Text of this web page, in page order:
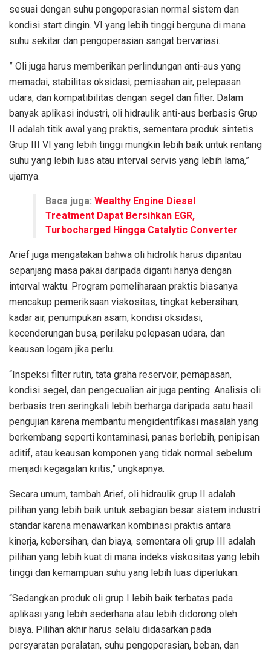
sesuai dengan suhu pengoperasian normal sistem dan
kondisi start dingin. VI yang lebih tinggi berguna di mana
suhu sekitar dan pengoperasian sangat bervariasi.
” Oli juga harus memberikan perlindungan anti-aus yang
memadai, stabilitas oksidasi, pemisahan air, pelepasan
udara, dan kompatibilitas dengan segel dan filter. Dalam
banyak aplikasi industri, oli hidraulik anti-aus berbasis Grup
II adalah titik awal yang praktis, sementara produk sintetis
Grup III VI yang lebih tinggi mungkin lebih baik untuk rentang
suhu yang lebih luas atau interval servis yang lebih lama,”
ujarnya.
Baca juga: Wealthy Engine Diesel
Treatment Dapat Bersihkan EGR,
Turbocharged Hingga Catalytic Converter
Arief juga mengatakan bahwa oli hidrolik harus dipantau
sepanjang masa pakai daripada diganti hanya dengan
interval waktu. Program pemeliharaan praktis biasanya
mencakup pemeriksaan viskositas, tingkat kebersihan,
kadar air, penumpukan asam, kondisi oksidasi,
kecenderungan busa, perilaku pelepasan udara, dan
keausan logam jika perlu.
“Inspeksi filter rutin, tata graha reservoir, pernapasan,
kondisi segel, dan pengecualian air juga penting. Analisis oli
berbasis tren seringkali lebih berharga daripada satu hasil
pengujian karena membantu mengidentifikasi masalah yang
berkembang seperti kontaminasi, panas berlebih, penipisan
aditif, atau keausan komponen yang tidak normal sebelum
menjadi kegagalan kritis,” ungkapnya.
Secara umum, tambah Arief, oli hidraulik grup II adalah
pilihan yang lebih baik untuk sebagian besar sistem industri
standar karena menawarkan kombinasi praktis antara
kinerja, kebersihan, dan biaya, sementara oli grup III adalah
pilihan yang lebih kuat di mana indeks viskositas yang lebih
tinggi dan kemampuan suhu yang lebih luas diperlukan.
“Sedangkan produk oli grup I lebih baik terbatas pada
aplikasi yang lebih sederhana atau lebih didorong oleh
biaya. Pilihan akhir harus selalu didasarkan pada
persyaratan peralatan, suhu pengoperasian, beban, dan